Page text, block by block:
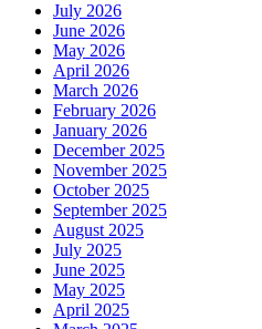
July 2026
June 2026
May 2026
April 2026
March 2026
February 2026
January 2026
December 2025
November 2025
October 2025
September 2025
August 2025
July 2025
June 2025
May 2025
April 2025